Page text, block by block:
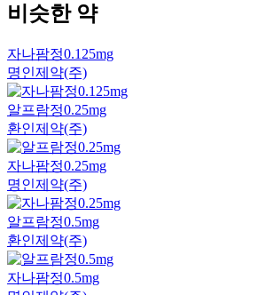
비슷한 약
자나팜정0.125mg
명인제약(주)
알프람정0.25mg
환인제약(주)
자나팜정0.25mg
명인제약(주)
알프람정0.5mg
환인제약(주)
자나팜정0.5mg